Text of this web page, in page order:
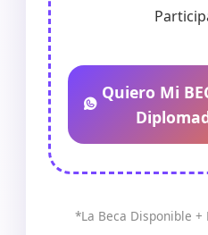
Quiero Mi
*La Beca Disponible